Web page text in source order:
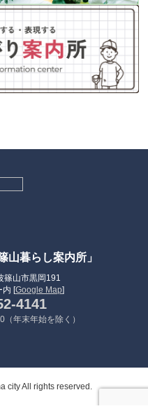
山暮らし案内所」
篠山市黒岡191
内 [Google Map]
4141
（年末年始を除く）
city All rights reserved.